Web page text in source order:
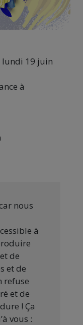
lundi 19 juin
à
nous
à
de
et de
refuse
et de
! Ça
vous :